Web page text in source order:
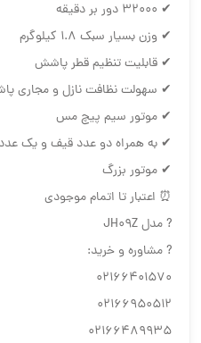
۱.۸ کیلوگرم
تنظیم قطر پاشش
نظافت نازل و مجاری پاشش
سیم پیچ مس
دو عدد قیف و یک عدد فرچه
تا اتمام موجودی
و خرید: